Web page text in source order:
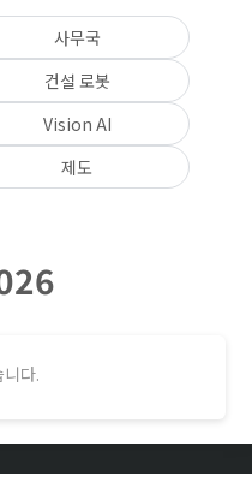
사무국
건설 로봇
Vision AI
제도
다.